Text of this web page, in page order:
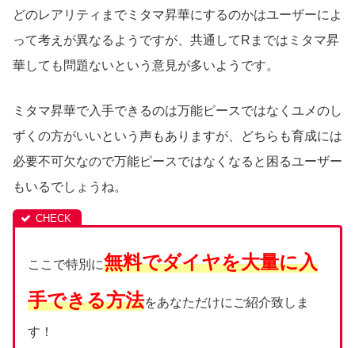
どのレアリティまでミタマ昇華にするのかはユーザーによ
って考えが異なるようですが、共通してRまではミタマ昇
華しても問題ないという意見が多いようです。
ミタマ昇華で入手できるのは万能ピースではなくユメのし
ずくの方がいいという声もありますが、どちらも育成には
必要不可欠なので万能ピースではなくなると困るユーザー
もいるでしょうね。
ここで特別に無料でダイヤを大量に入
手できる方法をあなただけにご紹介致しま
す！